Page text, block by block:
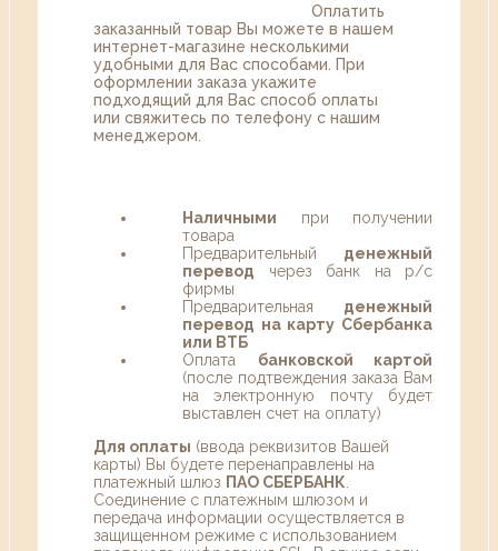
Оплатить
заказанный товар Вы можете в нашем
интернет-магазине несколькими
удобными для Вас способами. При
оформлении заказа укажите
подходящий для Вас способ оплаты
или свяжитесь по телефону с нашим
менеджером.
Наличными при получении
товара
Предварительный денежный
перевод через банк на р/с
фирмы
Предварительная денежный
перевод на карту Сбербанка
или ВТБ
Оплата банковской картой
(после подтвеждения заказа Вам
на электронную почту будет
выставлен счет на оплату)
Для оплаты (ввода реквизитов Вашей
карты) Вы будете перенаправлены на
платежный шлюз ПАО СБЕРБАНК
Соединение с платежным шлюзом и
передача информации осуществляется в
защищенном режиме с использованием